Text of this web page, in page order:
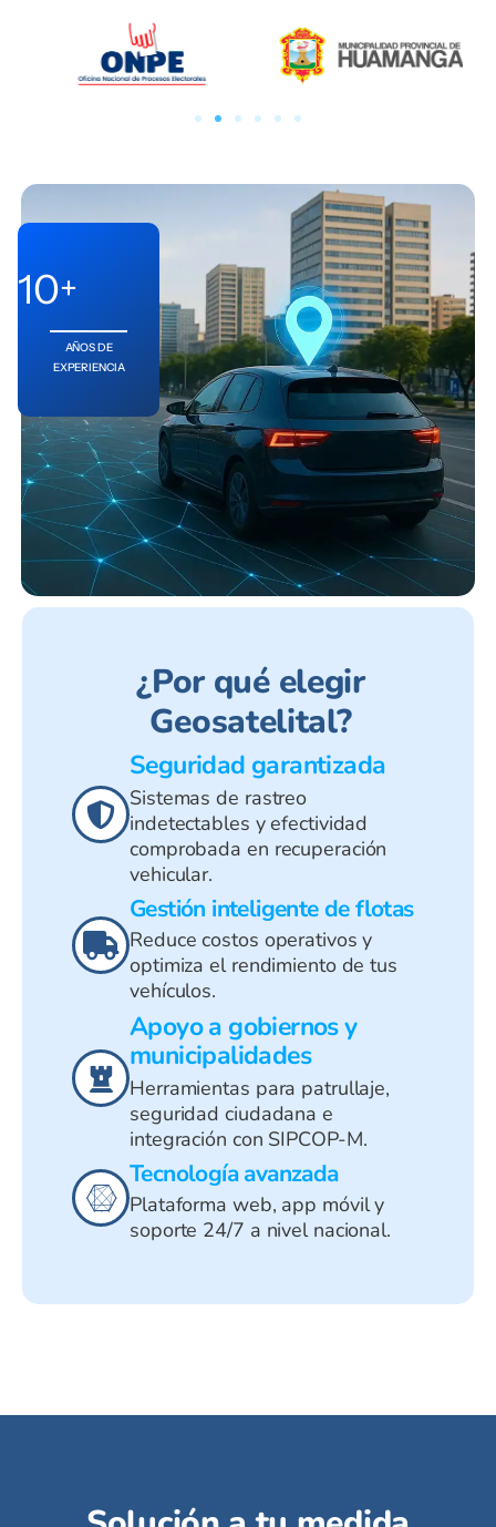
10+
AÑOS DE
EXPERIENCIA
¿Por qué elegir
Geosatelital?
Seguridad garantizada
Sistemas de rastreo
indetectables y efectividad
comprobada en recuperación
vehicular.
Gestión inteligente de flotas
Reduce costos operativos y
optimiza el rendimiento de tus
vehículos.
Apoyo a gobiernos y
municipalidades
Herramientas para patrullaje,
seguridad ciudadana e
integración con SIPCOP-M.
Tecnología avanzada
Plataforma web, app móvil y
soporte 24/7 a nivel nacional.